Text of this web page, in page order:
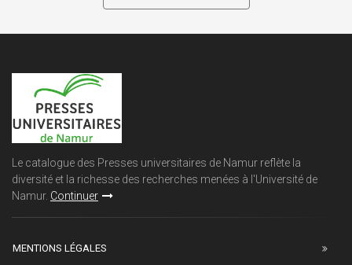
Le catalogue des Presses universitaires de Namur reflète la
diversité et la richesse des recherches menées à l'Université de
Namur. Continuer
MENTIONS LÉGALES